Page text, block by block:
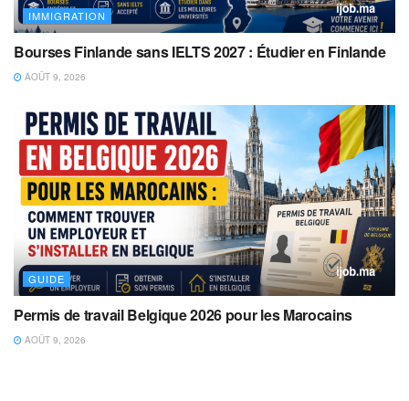
IMMIGRATION
Bourses Finlande sans IELTS 2027 : Étudier en Finlande
AOÛT 9, 2026
GUIDE
Permis de travail Belgique 2026 pour les Marocains
AOÛT 9, 2026